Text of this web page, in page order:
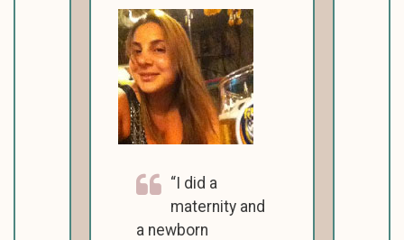
I did a
maternity and
a newborn